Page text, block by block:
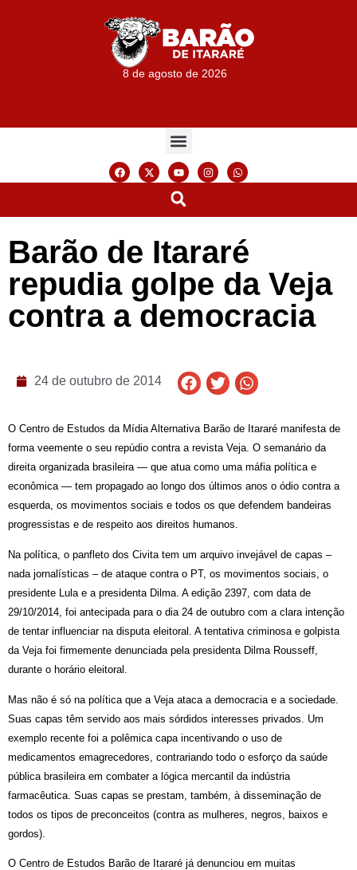
8 de agosto de 2026
Barão de Itararé
repudia golpe da Veja
contra a democracia
24 de outubro de 2014
O Centro de Estudos da Mídia Alternativa Barão de Itararé manifesta de
forma veemente o seu repúdio contra a revista Veja. O semanário da
direita organizada brasileira — que atua como uma máfia política e
econômica — tem propagado ao longo dos últimos anos o ódio contra a
esquerda, os movimentos sociais e todos os que defendem bandeiras
progressistas e de respeito aos direitos humanos.
Na política, o panfleto dos Civita tem um arquivo invejável de capas –
nada jornalísticas – de ataque contra o PT, os movimentos sociais, o
presidente Lula e a presidenta Dilma. A edição 2397, com data de
29/10/2014, foi antecipada para o dia 24 de outubro com a clara intenção
de tentar influenciar na disputa eleitoral. A tentativa criminosa e golpista
da Veja foi firmemente denunciada pela presidenta Dilma Rousseff,
durante o horário eleitoral.
Mas não é só na política que a Veja ataca a democracia e a sociedade.
Suas capas têm servido aos mais sórdidos interesses privados. Um
exemplo recente foi a polêmica capa incentivando o uso de
medicamentos emagrecedores, contrariando todo o esforço da saúde
pública brasileira em combater a lógica mercantil da indústria
farmacêutica. Suas capas se prestam, também, à disseminação de
todos os tipos de preconceitos (contra as mulheres, negros, baixos e
gordos).
O Centro de Estudos Barão de Itararé já denunciou em muitas